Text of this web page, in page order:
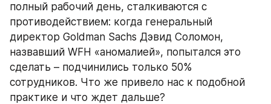
полный рабочий день, сталкиваются с
противодействием: когда генеральный
директор Goldman Sachs Дэвид Соломон,
назвавший WFH «аномалией», попытался это
сделать – подчинились только 50%
сотрудников. Что же привело нас к подобной
практике и что ждет дальше?